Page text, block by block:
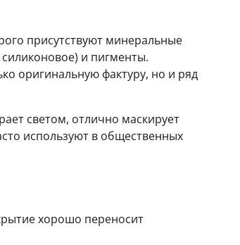
присутствуют минеральные
и пигменты.
оригинальную фактуру, но и ряд
светом, отлично маскирует
используют в общественных
хорошо переносит